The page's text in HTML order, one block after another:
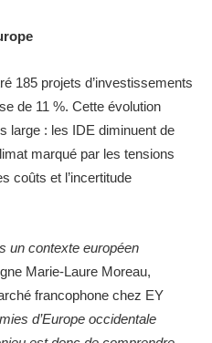
185 projets d’investissements
de 11 %. Cette évolution
large : les IDE diminuent de
marqué par les tensions
coûts et l’incertitude
un contexte européen
Marie-Laure Moreau,
francophone chez EY
d’Europe occidentale